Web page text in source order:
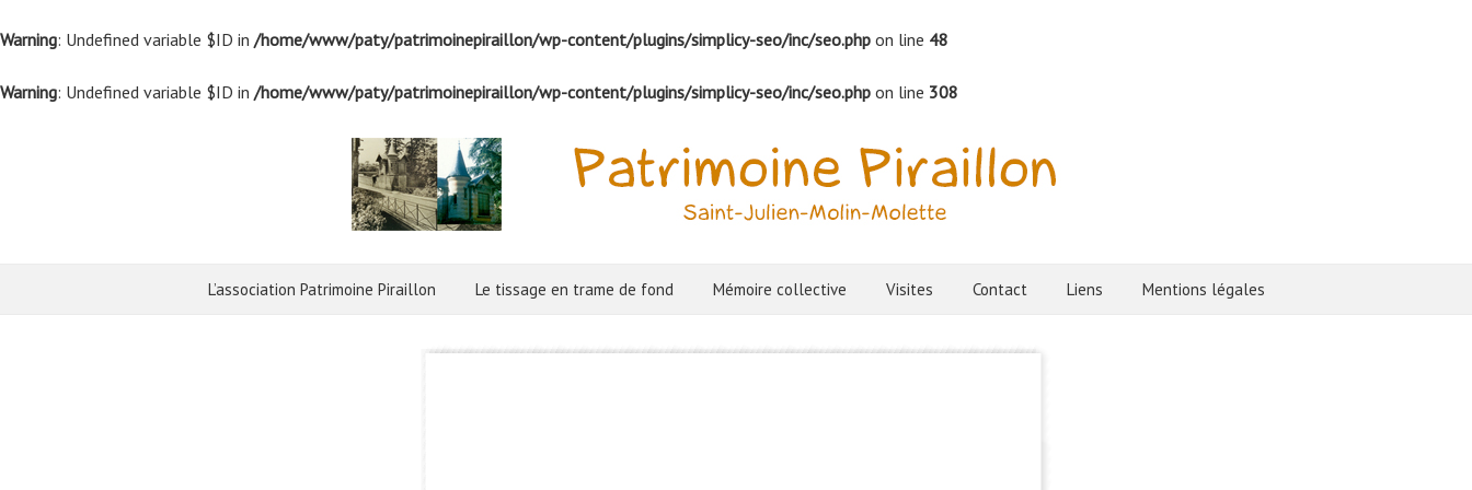
Warning: Undefined variable $ID in /home/www/paty/patrimoinepiraillon/wp-content/plugins/simplicy-seo/inc/seo.php on line 48
Warning: Undefined variable $ID in /home/www/paty/patrimoinepiraillon/wp-content/plugins/simplicy-seo/inc/seo.php on line 308
L’association Patrimoine Piraillon Le tissage en trame de fond Mémoire collective Visites Contact Liens Mentions légales